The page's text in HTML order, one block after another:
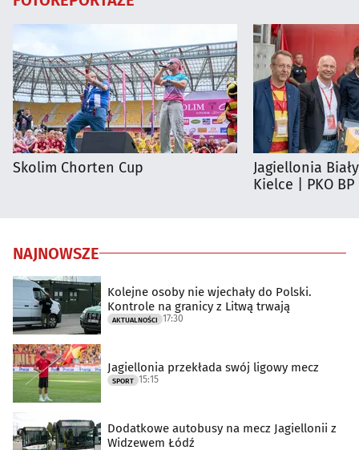
Skolim Chorten Cup
Jagiellonia
Kielce | PKO
NAJNOWSZE
Kolejne osoby nie wjechały do Polski.
Kontrole na granicy z Litwą trwają
AKTUALNOŚCI 17:30
Jagiellonia przekłada swój ligowy mecz
SPORT 15:15
Dodatkowe autobusy na mecz Jagiellonii z
Widzewem Łódź